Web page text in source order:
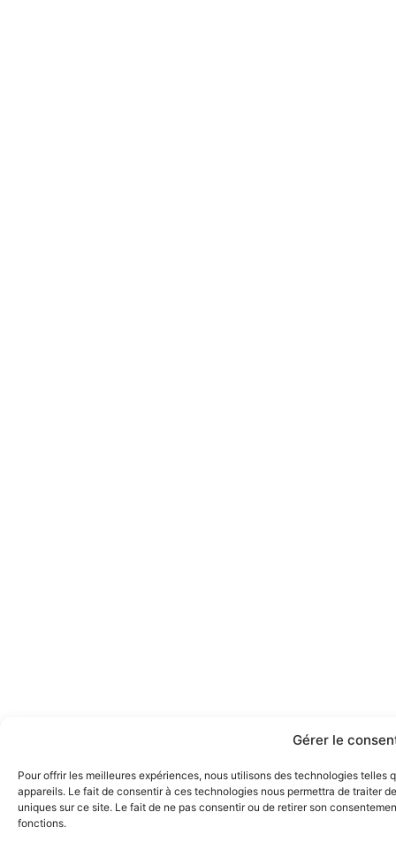
Gérer le
Pour offrir les meilleures expériences, nous utilisons des technologies
appareils. Le fait de consentir à ces technologies nous permettra de traiter
uniques sur ce site. Le fait de ne pas consentir ou de retirer son
fonctions.